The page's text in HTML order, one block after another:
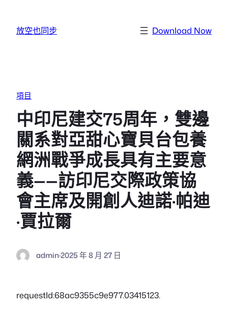
放空也同步 Download Now
項目
中印尼建交75周年，雙邊
關系對亞甜心寶貝台包養
網洲戰爭成長具有主要意
義——訪印尼交際政策協
會主席及開創人迪諾·帕迪
·賈拉爾
admin·2025 年 8 月 27 日
requestId:68ac9355c9e977.03415123.